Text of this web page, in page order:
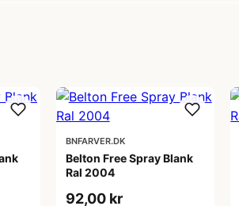
BNFARVER.DK
Belton Free Spray Blank
Ral 2004
92,00 kr